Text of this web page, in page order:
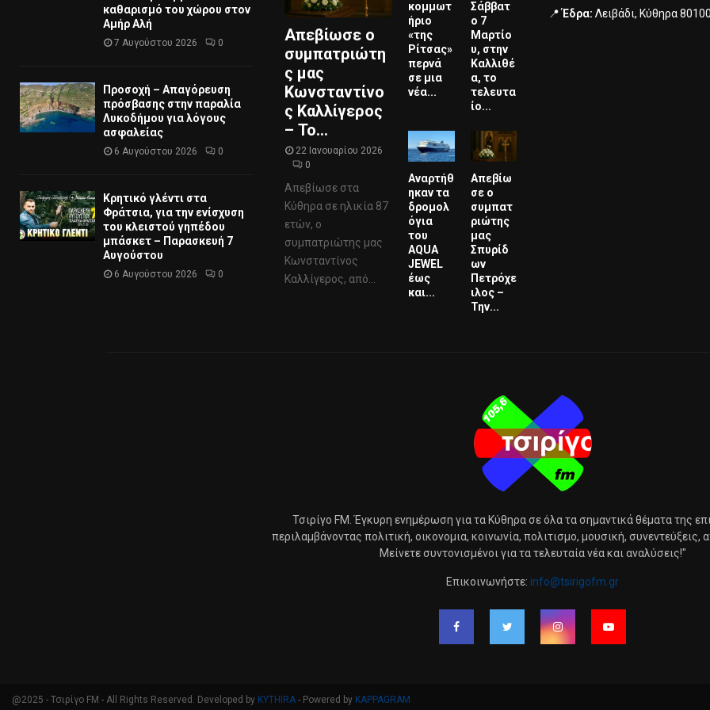
καθαρισμό του χώρου στον
Αμήρ Αλή
7 Αυγούστου 2026 0
Προσοχή – Απαγόρευση
πρόσβασης στην παραλία
Λυκοδήμου για λόγους
ασφαλείας
6 Αυγούστου 2026 0
Κρητικό γλέντι στα
Φράτσια, για την ενίσχυση
του κλειστού γηπέδου
μπάσκετ – Παρασκευή 7
Αυγούστου
6 Αυγούστου 2026 0
Απεβίωσε ο
συμπατριώτη
ς μας
Κωνσταντίνο
ς Καλλίγερος
– Το...
22 Ιανουαρίου 2026
0
Απεβίωσε στα
Κύθηρα σε ηλικία 87
ετών, ο
συμπατριώτης μας
Κωνσταντίνος
Καλλίγερος, από...
κομμωτ
ήριο
«της
Ρίτσας»
περνά
σε μια
νέα...
Σάββατ
ο 7
Μαρτίο
υ, στην
Καλλιθέ
α, το
τελευτα
ίο...
Αναρτήθ
ηκαν τα
δρομολ
όγια
του
AQUA
JEWEL
έως
και...
Απεβίω
σε ο
συμπατ
ριώτης
μας
Σπυρίδ
ων
Πετρόχε
ιλος –
Την...
📍Έδρα: Λειβάδι, Κύθηρα
Τσιρίγο FM. Έγκυρη ενημέρωση για τα Κύθηρα σε όλα τα σημαντικά θέματα της
περιλαμβάνοντας πολιτική, οικονομια, κοινωνία, πολιτισμο, μουσική, συνεντεύξεις,
Μείνετε συντονισμένοι για τα τελευταία νέα και αναλύσεις!"
Επικοινωνήστε: info@tsirigofm.gr
@2025 - Τσιρίγο FM - All Rights Reserved. Developed by KYTHIRA - Powered by KAPPAGRAM